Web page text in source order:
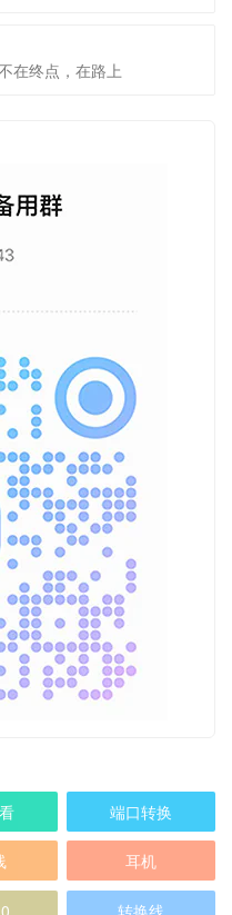
在终点，在路上
端口转换
耳机
转换线